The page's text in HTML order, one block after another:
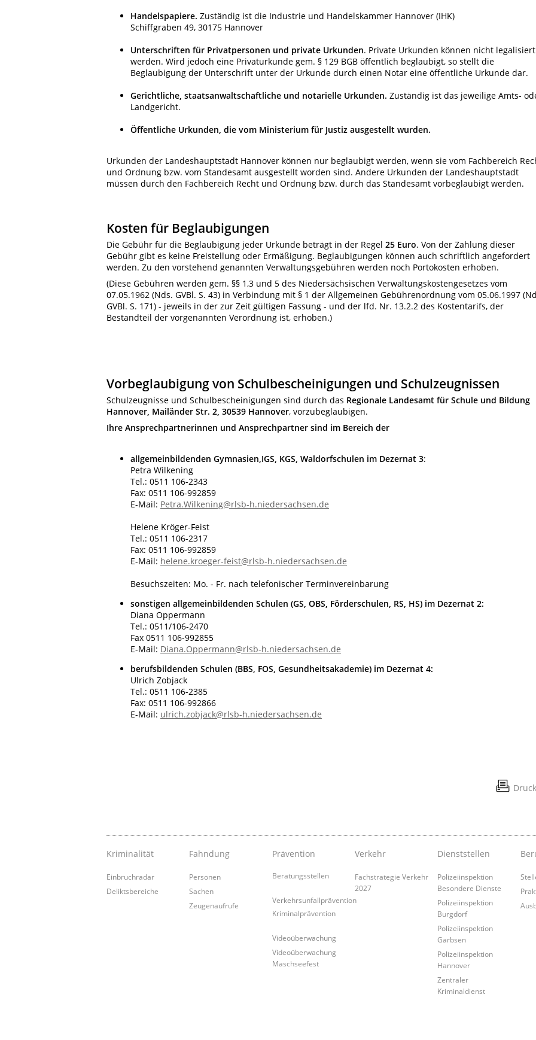
Handelspapiere. Zuständig ist die Industrie und Handelskammer Hannover (IHK)
Schiffgraben 49, 30175 Hannover
Unterschriften für Privatpersonen und private Urkunden. Private Urkunden können nicht legalisiert
werden. Wird jedoch eine Privaturkunde gem. § 129 BGB öffentlich beglaubigt, so stellt die
Beglaubigung der Unterschrift unter der Urkunde durch einen Notar eine öffentliche Urkunde dar.
Gerichtliche, staatsanwaltschaftliche und notarielle Urkunden. Zuständig ist das jeweilige Amts-
Landgericht.
Öffentliche Urkunden, die vom Ministerium für Justiz ausgestellt wurden.
Urkunden der Landeshauptstadt Hannover können nur beglaubigt werden, wenn sie vom Fachbereich
und Ordnung bzw. vom Standesamt ausgestellt worden sind. Andere Urkunden der Landeshauptstadt
müssen durch den Fachbereich Recht und Ordnung bzw. durch das Standesamt vorbeglaubigt werden.
Kosten für Beglaubigungen
Die Gebühr für die Beglaubigung jeder Urkunde beträgt in der Regel 25 Euro. Von der Zahlung dieser
Gebühr gibt es keine Freistellung oder Ermäßigung. Beglaubigungen können auch schriftlich angefordert
werden. Zu den vorstehend genannten Verwaltungsgebühren werden noch Portokosten erhoben.
(Diese Gebühren werden gem. §§ 1,3 und 5 des Niedersächsischen Verwaltungskostengesetzes vom
07.05.1962 (Nds. GVBl. S. 43) in Verbindung mit § 1 der Allgemeinen Gebührenordnung vom 05.06.1997
GVBl. S. 171) - jeweils in der zur Zeit gültigen Fassung - und der lfd. Nr. 13.2.2 des Kostentarifs, der
Bestandteil der vorgenannten Verordnung ist, erhoben.)
Vorbeglaubigung von Schulbescheinigungen und Schulzeugnissen
Schulzeugnisse und Schulbescheinigungen sind durch das Regionale Landesamt für Schule und Bildung
Hannover, Mailänder Str. 2, 30539 Hannover, vorzubeglaubigen.
Ihre Ansprechpartnerinnen und Ansprechpartner sind im Bereich der
allgemeinbildenden Gymnasien,IGS, KGS, Waldorfschulen im Dezernat 3:
Petra Wilkening
Tel.: 0511 106-2343
Fax: 0511 106-992859
E-Mail: Petra.Wilkening@rlsb-h.niedersachsen.de
Helene Kröger-Feist
Tel.: 0511 106-2317
Fax: 0511 106-992859
E-Mail: helene.kroeger-feist@rlsb-h.niedersachsen.de
Besuchszeiten: Mo. - Fr. nach telefonischer Terminvereinbarung
sonstigen allgemeinbildenden Schulen (GS, OBS, Förderschulen, RS, HS) im Dezernat 2:
Diana Oppermann
Tel.: 0511/106-2470
Fax 0511 106-992855
E-Mail: Diana.Oppermann@rlsb-h.niedersachsen.de
berufsbildenden Schulen (BBS, FOS, Gesundheitsakademie) im Dezernat 4:
Ulrich Zobjack
Tel.: 0511 106-2385
Fax: 0511 106-992866
E-Mail: ulrich.zobjack@rlsb-h.niedersachsen.de
Kriminalität
Einbruchradar
Deliktsbereiche
Fahndung
Personen
Sachen
Zeugenaufrufe
Prävention
Beratungsstellen
Verkehrsunfallprävention
Kriminalprävention
Videoüberwachung
Videoüberwachung
Maschseefest
Verkehr
Fachstrategie Verkehr
2027
Dienststellen
Polizeiinspektion
Besondere Dienste
Polizeiinspektion
Burgdorf
Polizeiinspektion
Garbsen
Polizeiinspektion
Hannover
Zentraler
Kriminaldienst